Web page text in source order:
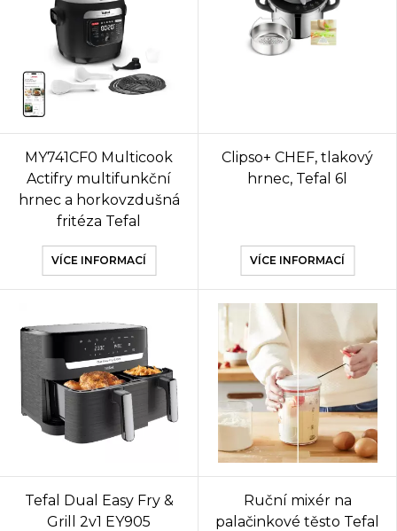
MY741CF0 Multicook
Actifry multifunkční
hrnec a horkovzdušná
fritéza Tefal
VÍCE INFORMACÍ
Clipso+ CHEF, tlakový
hrnec, Tefal 6l
VÍCE INFORMACÍ
Tefal Dual Easy Fry &
Grill 2v1 EY905
Ruční mixér na
palačinkové těsto Tefal